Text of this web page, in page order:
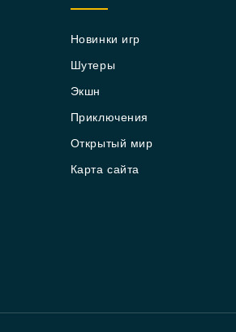
Новинки игр
Шутеры
Экшн
Приключения
Открытый мир
Карта сайта